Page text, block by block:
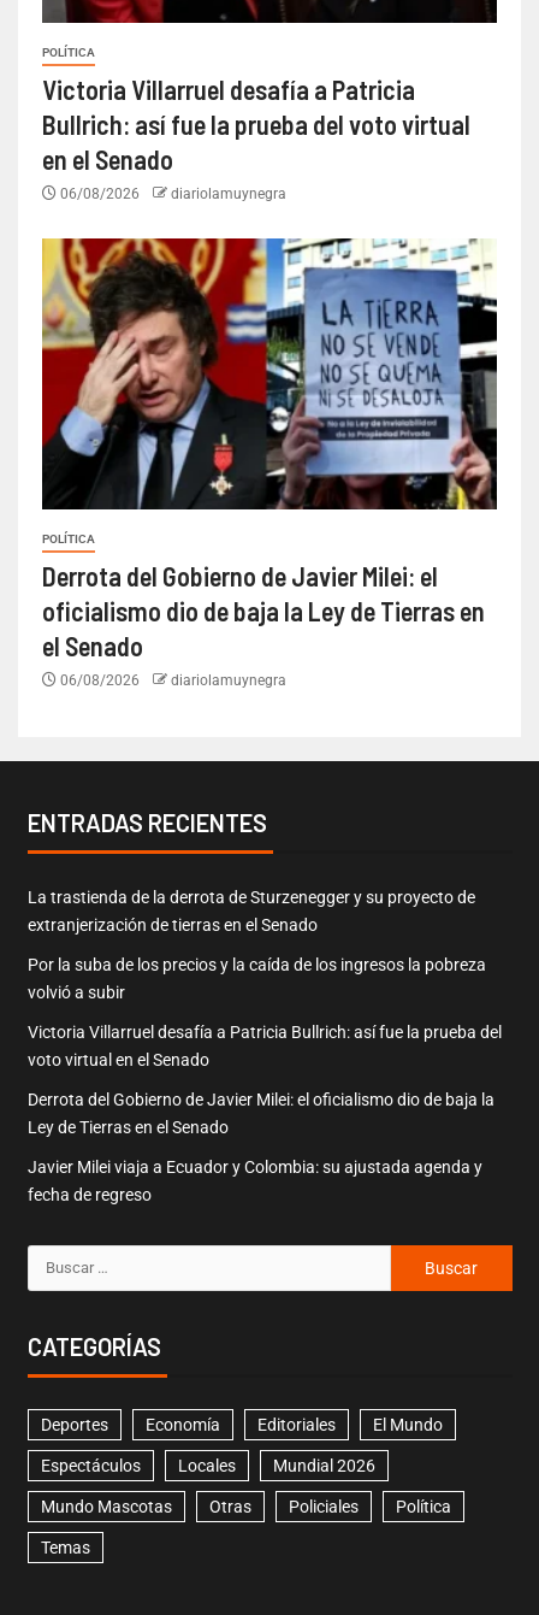
POLÍTICA
Victoria Villarruel desafía a Patricia
Bullrich: así fue la prueba del voto virtual
en el Senado
06/08/2026 diariolamuynegra
POLÍTICA
Derrota del Gobierno de Javier Milei: el
oficialismo dio de baja la Ley de Tierras en
el Senado
06/08/2026 diariolamuynegra
ENTRADAS RECIENTES
La trastienda de la derrota de Sturzenegger y su proyecto de
extranjerización de tierras en el Senado
Por la suba de los precios y la caída de los ingresos la pobreza
volvió a subir
Victoria Villarruel desafía a Patricia Bullrich: así fue la prueba del
voto virtual en el Senado
Derrota del Gobierno de Javier Milei: el oficialismo dio de baja la
Ley de Tierras en el Senado
Javier Milei viaja a Ecuador y Colombia: su ajustada agenda y
fecha de regreso
CATEGORÍAS
Deportes Economía Editoriales El Mundo
Espectáculos Locales Mundial 2026
Mundo Mascotas Otras Policiales Política
Temas